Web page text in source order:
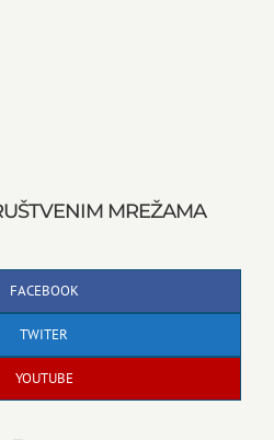
MREŽAMA
FACEBOOK
TWITER
YOUTUBE